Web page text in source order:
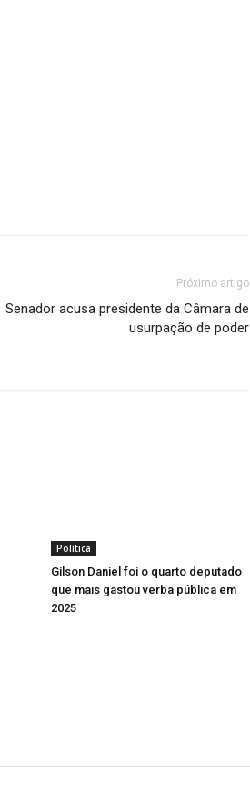
Próximo artigo
Senador acusa presidente da Câmara de
usurpação de poder
Política
Gilson Daniel foi o quarto deputado
que mais gastou verba pública em
2025